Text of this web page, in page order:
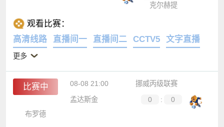
克尔赫提
观看比赛：
高清线路
直播间一 直播间二 CCTV5 文字直播
更多
比赛中 08-08 21:00
挪威丙级联赛
孟达斯金
0 :
0
布罗德